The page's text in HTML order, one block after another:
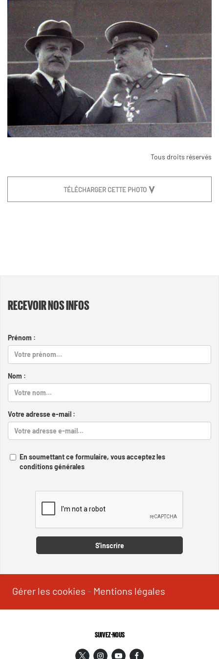
Tous droits réservés
TÉLÉCHARGER CETTE PHOTO
RECEVOIR NOS INFOS
Prénom :
Nom :
Votre adresse e-mail :
En soumettant ce formulaire, vous acceptez les
conditions générales
S'inscrire
Gérer les cookies - Mentions légales
SUIVEZ-NOUS